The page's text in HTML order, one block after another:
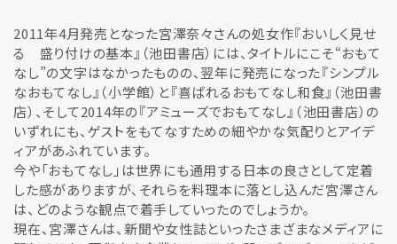
2011年4月発売となった宮澤奈々さんの処女作『おいしく見せ
る 盛り付けの基本』（池田書店）には、タイトルにこそ“おもて
なし”の文字はなかったものの、翌年に発売になった『シンプル
なおもてなし』（小学館）と『喜ばれるおもてなし和食』（池田書
店）、そして2014年の『アミューズでおもてなし』（池田書店）の
いずれにも、ゲストをもてなすための細やかな気配りとアイデ
ィアがあふれています。
今や「おもてなし」は世界にも通用する日本の良さとして定着
した感がありますが、それらを料理本に落とし込んだ宮澤さん
は、どのような観点で着手していったのでしょうか。
現在、宮澤さんは、新聞や女性誌といったさまざまなメディアに